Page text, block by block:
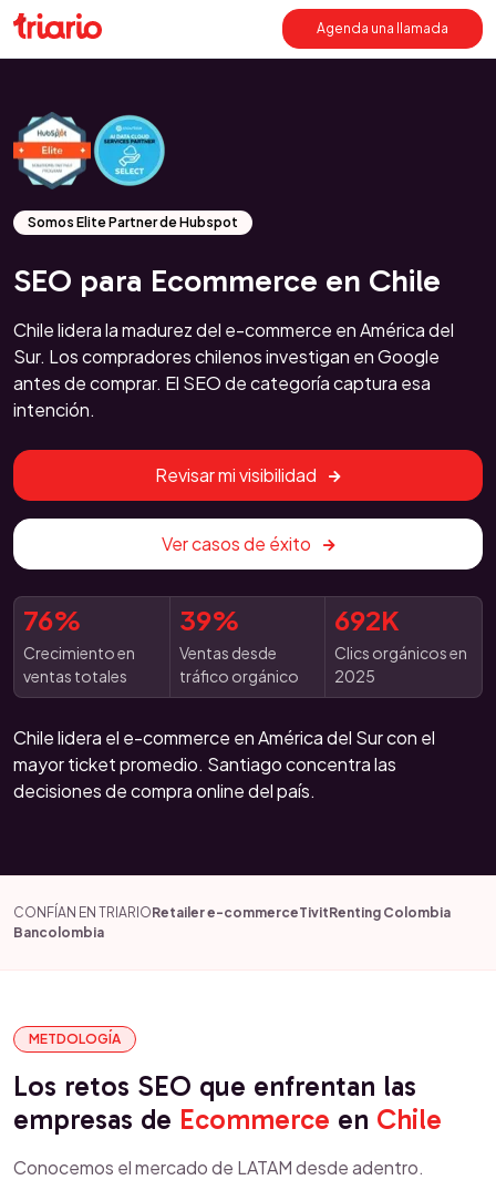
Agenda una llamada
Somos Elite Partner de Hubspot
SEO para Ecommerce en Chile
Chile lidera la madurez del e-commerce en América del
Sur. Los compradores chilenos investigan en Google
antes de comprar. El SEO de categoría captura esa
intención.
Revisar mi visibilidad
Ver casos de éxito
76%
Crecimiento en
ventas totales
39%
Ventas desde
tráfico orgánico
692K
Clics orgánicos en
2025
Chile lidera el e-commerce en América del Sur con el
mayor ticket promedio. Santiago concentra las
decisiones de compra online del país.
CONFÍAN EN TRIARIORetailer e-commerceTivitRenting Colombia
Bancolombia
METDOLOGÍA
Los retos SEO que enfrentan las
empresas de Ecommerce en Chile
Conocemos el mercado de LATAM desde adentro.